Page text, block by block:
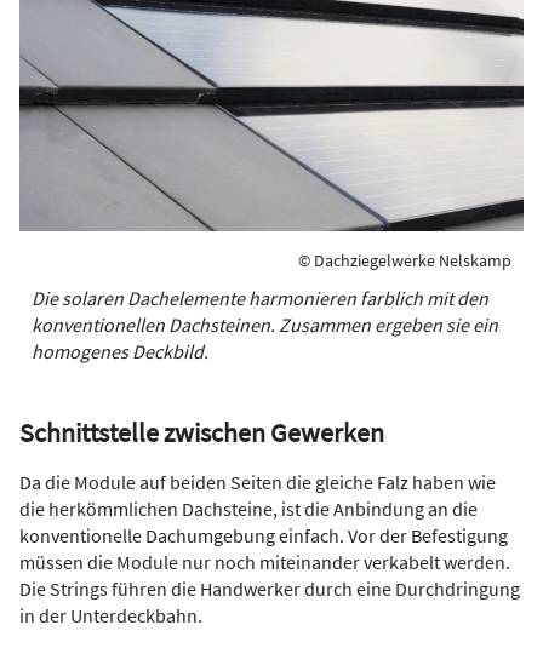
© Dachziegelwerke Nelskamp
Die solaren Dachelemente harmonieren farblich mit den
konventionellen Dachsteinen. Zusammen ergeben sie ein
homogenes Deckbild.
Schnittstelle zwischen Gewerken
Da die Module auf beiden Seiten die gleiche Falz haben wie
die herkömmlichen Dachsteine, ist die Anbindung an die
konventionelle Dachumgebung einfach. Vor der Befestigung
müssen die Module nur noch miteinander verkabelt werden.
Die Strings führen die Handwerker durch eine Durchdringung
in der Unterdeckbahn.